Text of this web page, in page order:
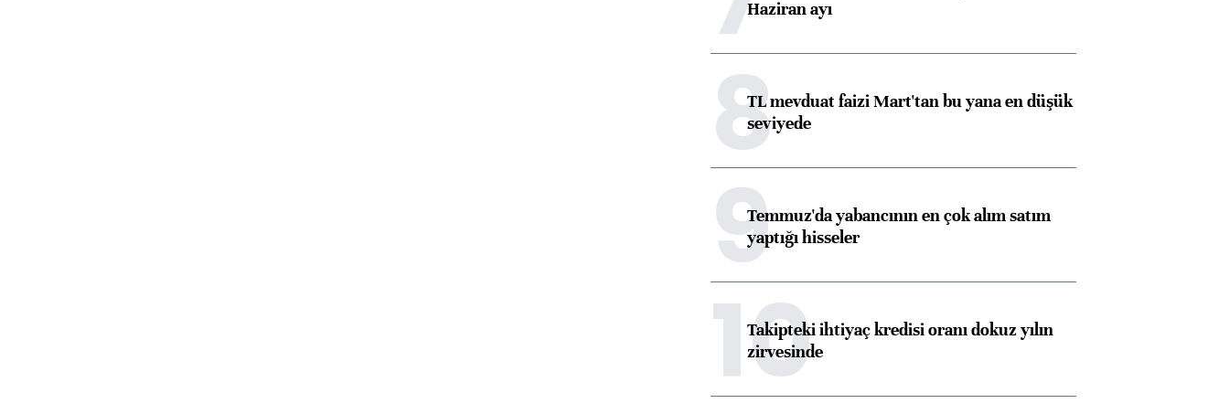
Haziran ayı
8TL mevduat faizi Mart'tan bu yana en düşük
seviyede
9Temmuz'da yabancının en çok alım satım
yaptığı hisseler
10
Takipteki ihtiyaç kredisi oranı dokuz yılın
zirvesinde